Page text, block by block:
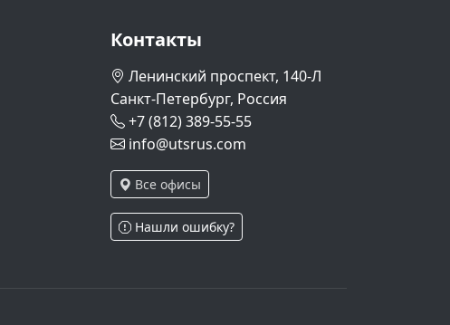
Контакты
Ленинский проспект, 140-Л
Санкт-Петербург, Россия
+7 (812) 389-55-55
info@utsrus.com
Все офисы
Нашли ошибку?